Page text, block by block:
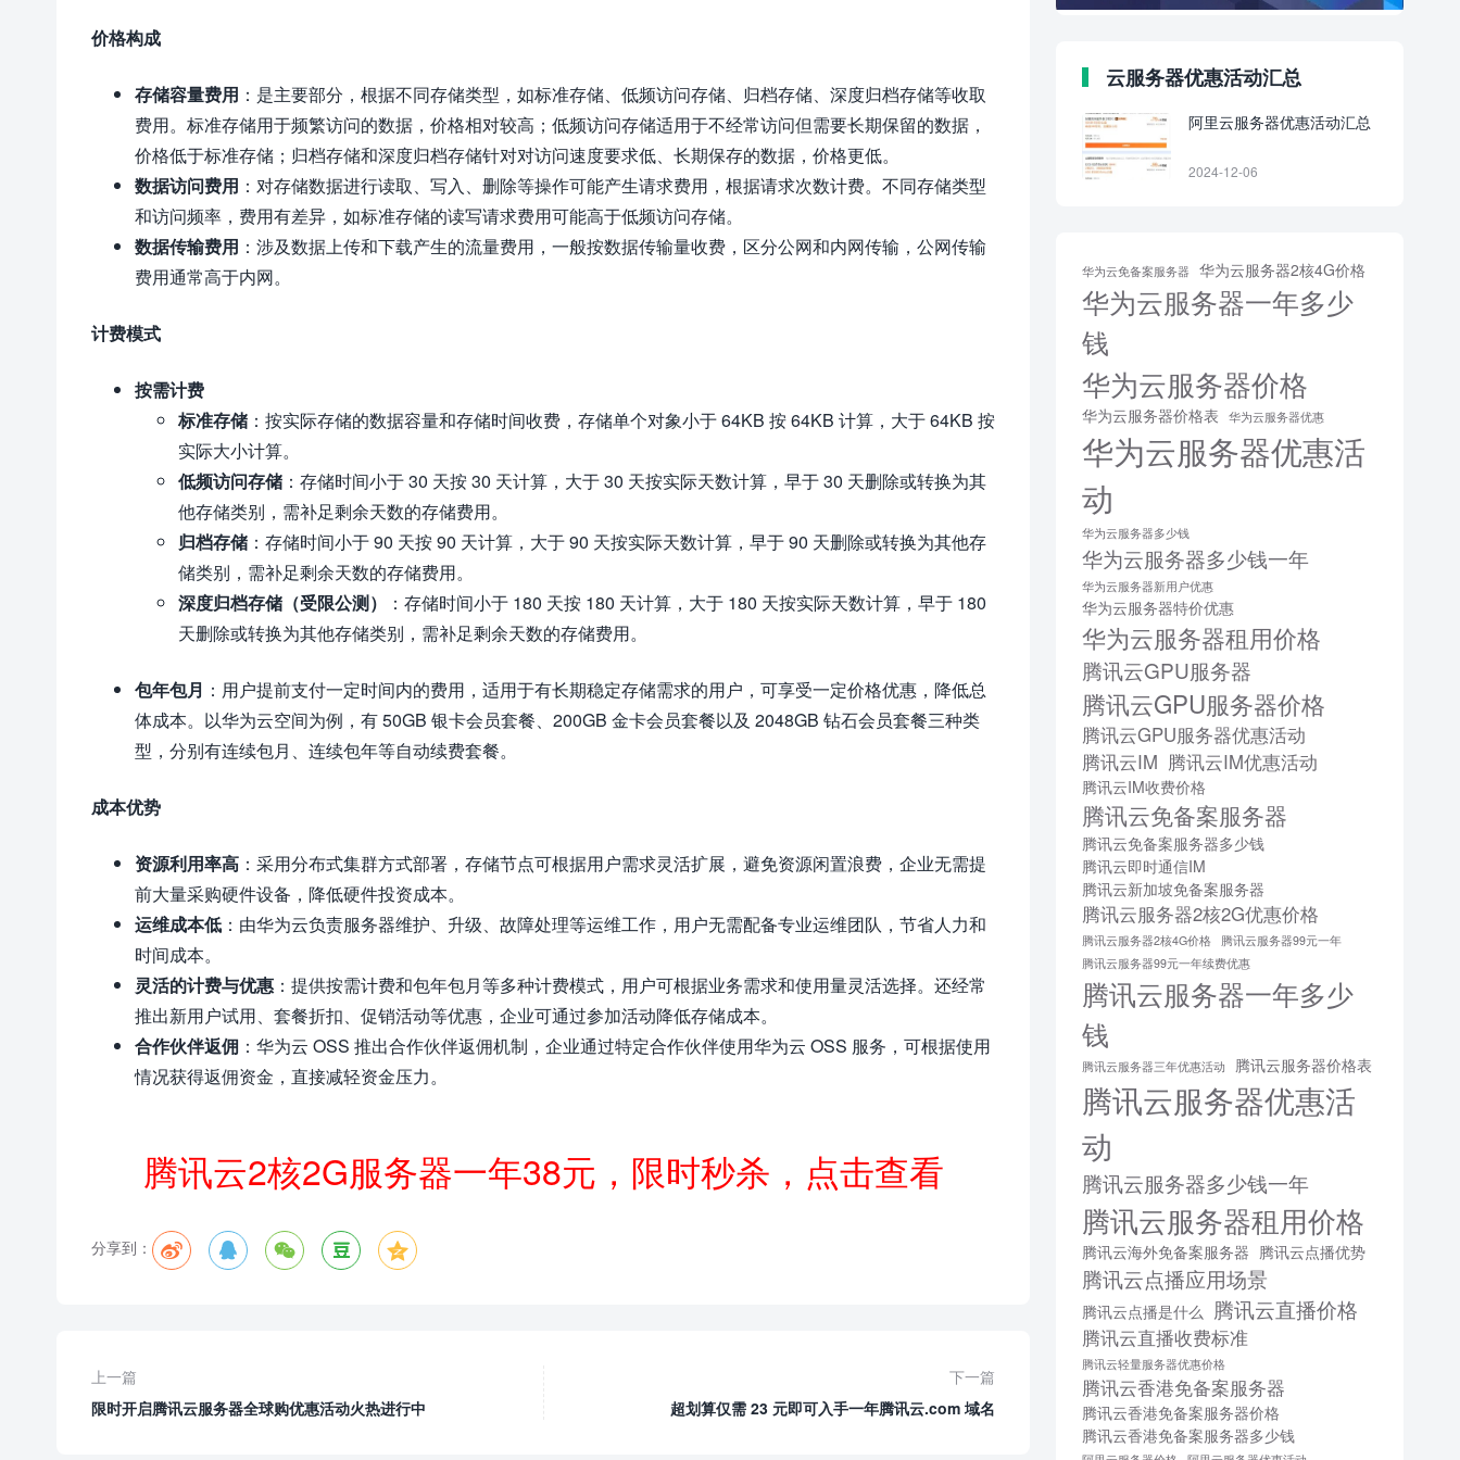
价格构成
存储容量费用 ：是主要部分，根据不同存储类型，如标准存储、低频访问存储、归档存储、深度归档存储等收取
费用。标准存储用于频繁访问的数据，价格相对较高；低频访问存储适用于不经常访问但需要长期保留的数据，
价格低于标准存储；归档存储和深度归档存储针对对访问速度要求低、长期保存的数据，价格更低。
数据访问费用 ：对存储数据进行读取、写入、删除等操作可能产生请求费用，根据请求次数计费。不同存储类型
和访问频率，费用有差异，如标准存储的读写请求费用可能高于低频访问存储。
数据传输费用 ：涉及数据上传和下载产生的流量费用，一般按数据传输量收费，区分公网和内网传输，公网传输
费用通常高于内网。
计费模式
按需计费
标准存储 ：按实际存储的数据容量和存储时间收费，存储单个对象小于 64KB 按 64KB 计算，大于 64KB 按
实际大小计算。
低频访问存储 ：存储时间小于 30 天按 30 天计算，大于 30 天按实际天数计算，早于 30 天删除或转换为其
他存储类别，需补足剩余天数的存储费用。
归档存储 ：存储时间小于 90 天按 90 天计算，大于 90 天按实际天数计算，早于 90 天删除或转换为其他存
储类别，需补足剩余天数的存储费用。
深度归档存储（受限公测）
：存储时间小于 180 天按 180 天计算，大于 180 天按实际天数计算，早于 180
天删除或转换为其他存储类别，需补足剩余天数的存储费用。
包年包月 ：用户提前支付一定时间内的费用，适用于有长期稳定存储需求的用户，可享受一定价格优惠，降低总
体成本。以华为云空间为例，有 50GB 银卡会员套餐、200GB 金卡会员套餐以及 2048GB 钻石会员套餐三种类
型，分别有连续包月、连续包年等自动续费套餐。
成本优势
资源利用率高 ：采用分布式集群方式部署，存储节点可根据用户需求灵活扩展，避免资源闲置浪费，企业无需提
前大量采购硬件设备，降低硬件投资成本。
运维成本低 ：由华为云负责服务器维护、升级、故障处理等运维工作，用户无需配备专业运维团队，节省人力和
时间成本。
灵活的计费与优惠 ：提供按需计费和包年包月等多种计费模式，用户可根据业务需求和使用量灵活选择。还经常
推出新用户试用、套餐折扣、促销活动等优惠，企业可通过参加活动降低存储成本。
合作伙伴返佣 ：华为云 OSS 推出合作伙伴返佣机制，企业通过特定合作伙伴使用华为云 OSS 服务，可根据使用
情况获得返佣资金，直接减轻资金压力。
腾讯云2核2G服务器一年38元，限时秒杀，点击查看
分享到：     
上一篇
限时开启腾讯云服务器全球购优惠活动火热进行中
下一篇
超划算仅需 23 元即可入手一年腾讯云.com 域名
云服务器优惠活动汇总
阿里云服务器优惠活动汇总
2024-12-06
华为云免备案服务器 华为云服务器2核4G价格
华为云服务器一年多少
钱
华为云服务器价格
华为云服务器价格表 华为云服务器优惠
华为云服务器优惠活
动
华为云服务器多少钱
华为云服务器多少钱一年
华为云服务器新用户优惠
华为云服务器特价优惠
华为云服务器租用价格
腾讯云GPU服务器
腾讯云GPU服务器价格
腾讯云GPU服务器优惠活动
腾讯云IM 腾讯云IM优惠活动
腾讯云IM收费价格
腾讯云免备案服务器
腾讯云免备案服务器多少钱
腾讯云即时通信IM
腾讯云新加坡免备案服务器
腾讯云服务器2核2G优惠价格
腾讯云服务器2核4G价格
腾讯云服务器99元一年
腾讯云服务器99元一年续费优惠
腾讯云服务器一年多少
钱
腾讯云服务器三年优惠活动 腾讯云服务器价格表
腾讯云服务器优惠活
动
腾讯云服务器多少钱一年
腾讯云服务器租用价格
腾讯云海外免备案服务器 腾讯云点播优势
腾讯云点播应用场景
腾讯云点播是什么 腾讯云直播价格
腾讯云直播收费标准
腾讯云轻量服务器优惠价格
腾讯云香港免备案服务器
腾讯云香港免备案服务器价格
腾讯云香港免备案服务器多少钱